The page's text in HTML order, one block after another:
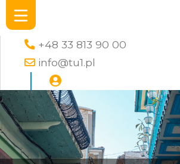
+48 33 813 90 00
info@tu1.pl